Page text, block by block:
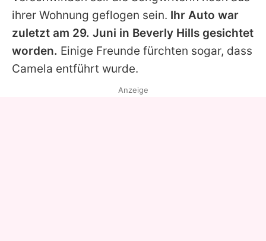
ihrer Wohnung geflogen sein. Ihr Auto war
zuletzt am 29. Juni in Beverly Hills gesichtet
worden. Einige Freunde fürchten sogar, dass
Camela entführt wurde.
Anzeige